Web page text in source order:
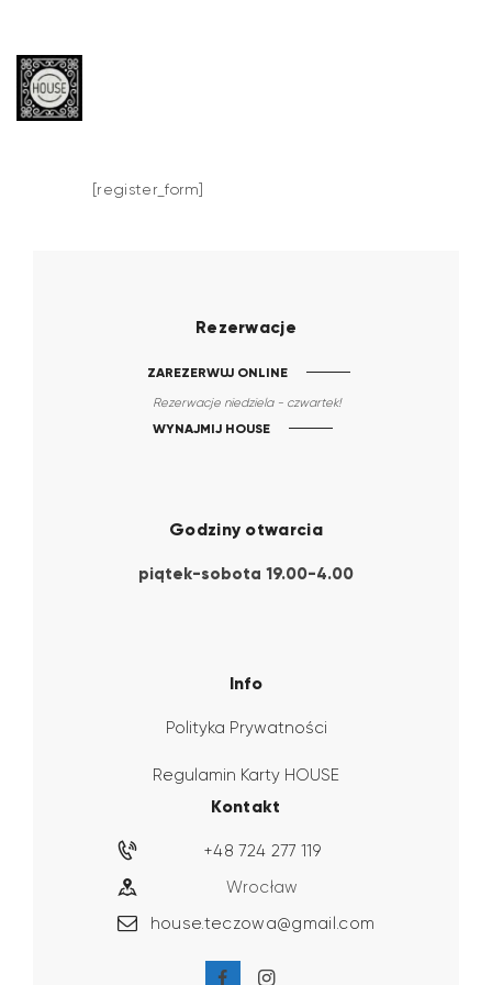
[register_form]
Rezerwacje
ZAREZERWUJ ONLINE
Rezerwacje niedziela - czwartek!
WYNAJMIJ HOUSE
Godziny otwarcia
piątek-sobota 19.00-4.00
Info
Polityka Prywatności
Regulamin Karty HOUSE
Kontakt
Wrocław
house.teczowa@gmail.com
+48 724 277 119